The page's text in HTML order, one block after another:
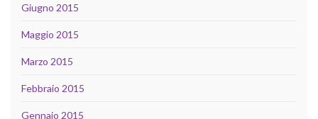
Giugno 2015
Maggio 2015
Marzo 2015
Febbraio 2015
Gennaio 2015